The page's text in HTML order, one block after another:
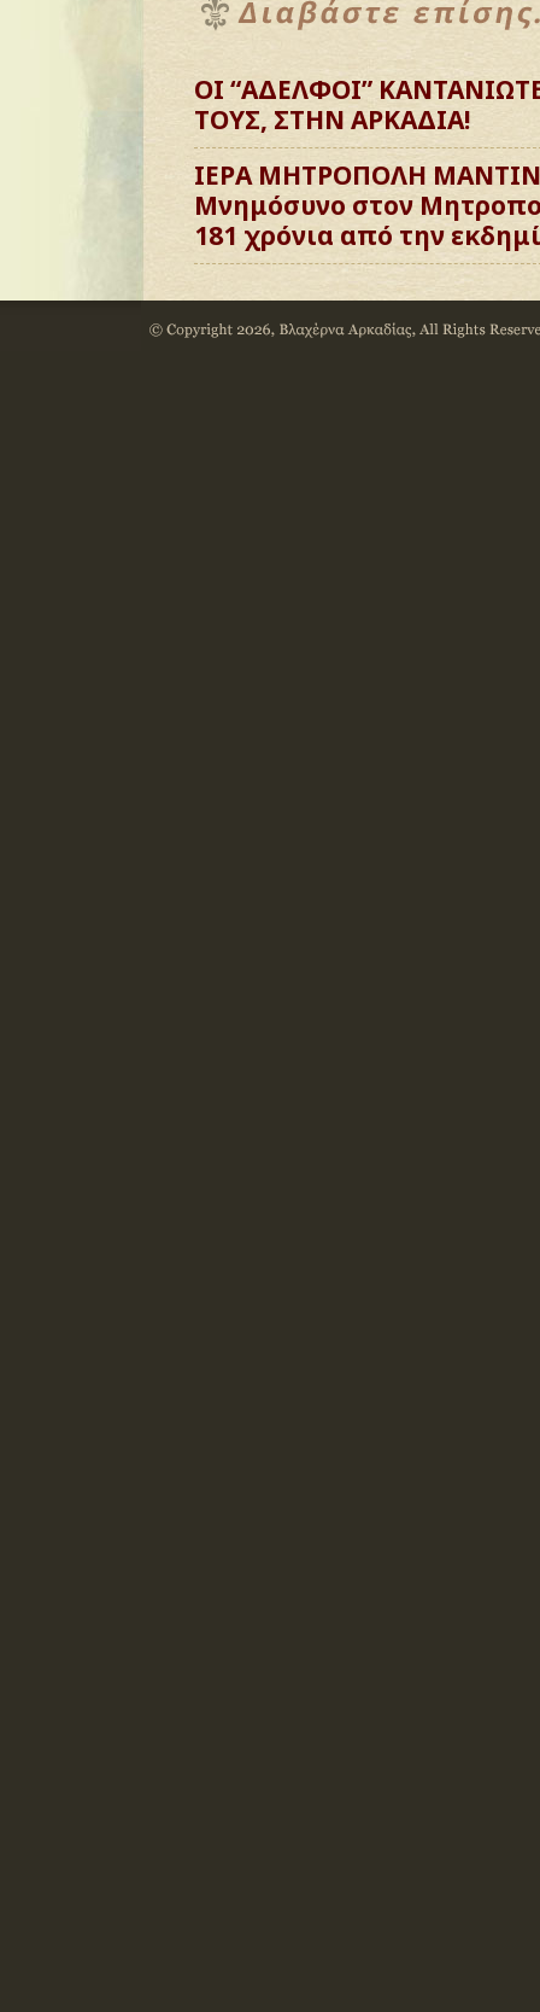
ΟΙ “ΑΔΕΛΦΟΙ”
ΤΟΥΣ, ΣΤΗΝ ΑΡΚΑΔΙΑ!
ΙΕΡΑ ΜΗΤΡΟΠΟΛΗ
Μνημόσυνο στον
181 χρόνια από την